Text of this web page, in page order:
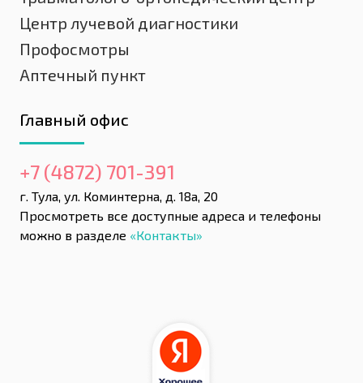
Центр лучевой диагностики
Профосмотры
Аптечный пункт
Главный офис
+7 (4872) 701-391
г. Тула, ул. Коминтерна, д. 18а, 20
Просмотреть все доступные адреса и телефоны
можно в разделе «Контакты»